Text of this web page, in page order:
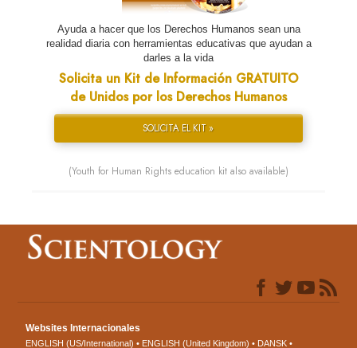
Ayuda a hacer que los Derechos Humanos sean una
realidad diaria con herramientas educativas que ayudan a
darles a la vida
Solicita un Kit de Información GRATUITO
de Unidos por los Derechos Humanos
SOLICITA EL KIT »
(Youth for Human Rights education kit also available)
Websites Internacionales
ENGLISH (US/International) ENGLISH (United Kingdom) DANSK